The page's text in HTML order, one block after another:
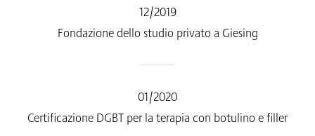
12/2019
Fondazione dello studio privato a Giesing
01/2020
Certificazione DGBT per la terapia con botulino e filler